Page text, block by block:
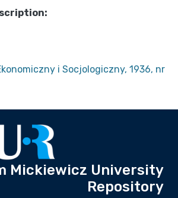
i Socjologiczny, 1936, nr
Mickiewicz University
Repository